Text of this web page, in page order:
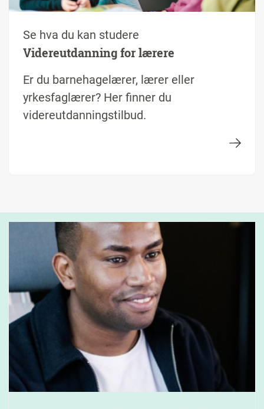
Se hva du kan studere
Videreutdanning for lærere
Er du barnehagelærer, lærer eller
yrkesfaglærer? Her finner du
videreutdanningstilbud.